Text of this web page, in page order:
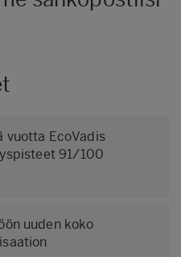
vuotta EcoVadis
91/100
uuden koko